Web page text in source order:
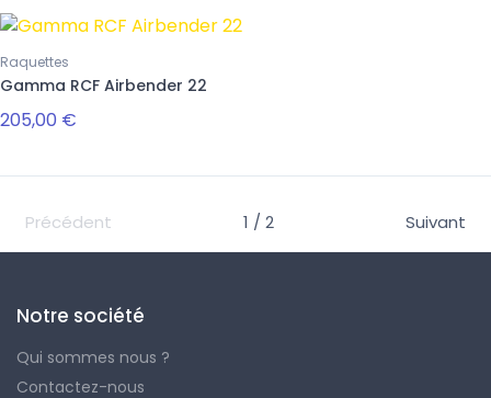
Raquettes
Gamma RCF Airbender 22
205,00 €
Précédent 1 / 2 Suivant
Notre société
Qui sommes nous ?
Contactez-nous